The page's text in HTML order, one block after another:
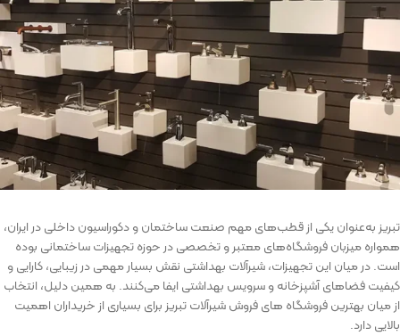
تبریز به‌عنوان یکی از قطب‌های مهم صنعت ساختمان و دکوراسیون داخلی در ایران،
همواره میزبان فروشگاه‌های معتبر و تخصصی در حوزه تجهیزات ساختمانی بوده
است. در میان این تجهیزات، شیرآلات بهداشتی نقش بسیار مهمی در زیبایی، کارایی و
کیفیت فضاهای آشپزخانه و سرویس بهداشتی ایفا می‌کنند. به همین دلیل، انتخاب
از میان بهترین فروشگاه ‌های فروش شیرآلات تبریز برای بسیاری از خریداران اهمیت
بالایی دارد.